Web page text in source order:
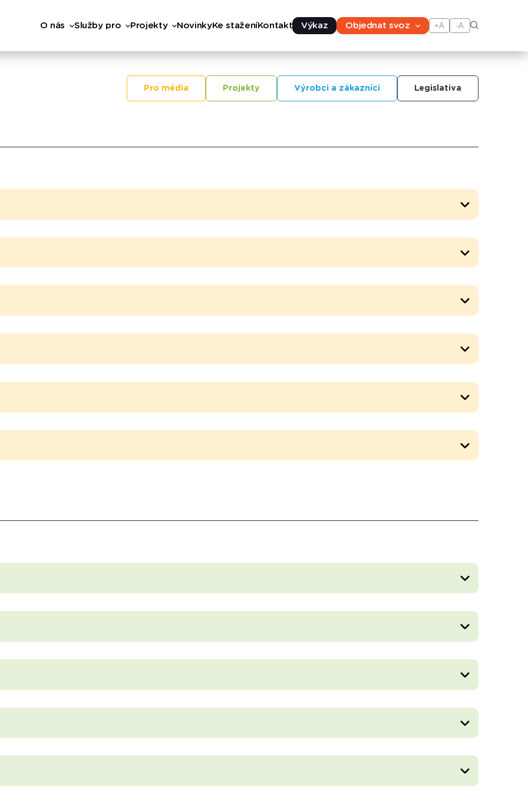
O nás Služby pro Projekty NovinkyKe staženíKontakt Výkaz Objednat svoz +A -A
Pro média Projekty Výrobci a zákazníci Legislativa